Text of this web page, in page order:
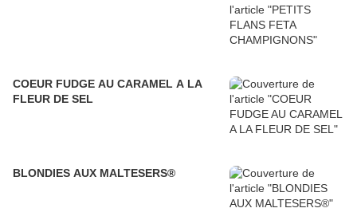
COEUR FUDGE AU CARAMEL A LA
FLEUR DE SEL
BLONDIES AUX MALTESERS®